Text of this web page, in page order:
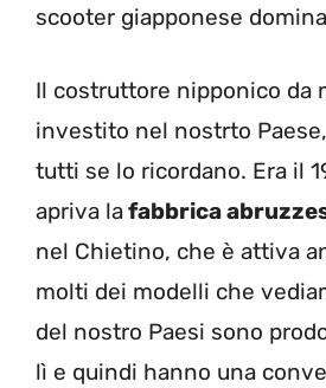
scooter giapponese
Il costruttore nipponico da
investito nel nostrto
tutti se lo ricordano. Era il
apriva lafabbrica
nel Chietino, che è attiva
molti dei modelli che
del nostro Paesi sono
lì e quindi hanno una